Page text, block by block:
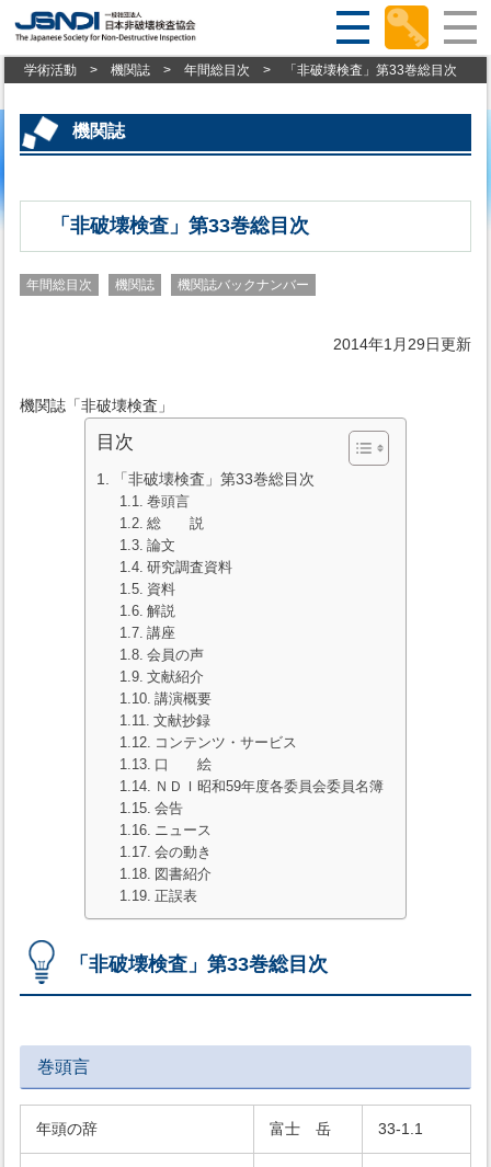
学術活動 > 機関誌 > 年間総目次 > 「非破壊検査」第33巻総目次
機関誌
「非破壊検査」第33巻総目次
年間総目次 機関誌 機関誌バックナンバー
2014年1月29日更新
機関誌「非破壊検査」
目次
「非破壊検査」第33巻総目次
巻頭言
総 説
論文
研究調査資料
資料
解説
講座
会員の声
文献紹介
講演概要
文献抄録
コンテンツ・サービス
口 絵
ＮＤＩ昭和59年度各委員会委員名簿
会告
ニュース
会の動き
図書紹介
正誤表
「非破壊検査」第33巻総目次
巻頭言
年頭の辞 富士 岳 33-1.1